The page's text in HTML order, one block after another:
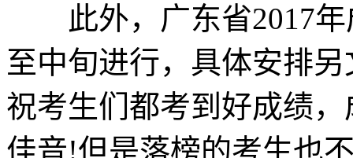
此外，广东省2017年
至中旬进行，具体安排
祝考生们都考到好成绩
佳音!但是落榜的考生也